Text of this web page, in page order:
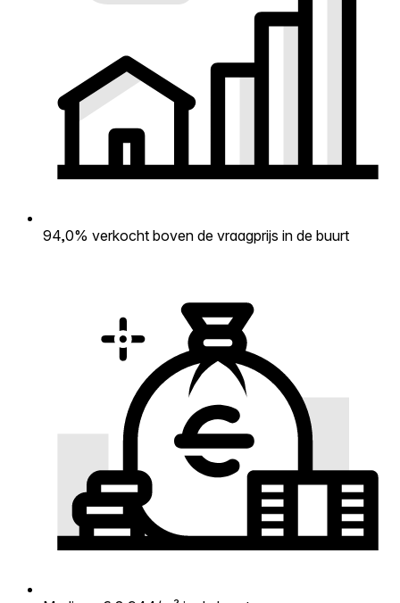
94,0% verkocht boven de vraagprijs in de buurt